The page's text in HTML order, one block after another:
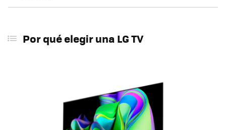
Por qué elegir una LG TV